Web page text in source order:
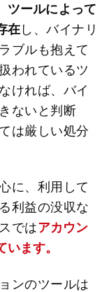
ツールによって
在し、バイナリ
ブルも抱えて
われているツ
ければ、バイ
ないと判断
は厳しい処分
に、利用して
利益の没収な
ではアカウン
ます。
ンのツールは